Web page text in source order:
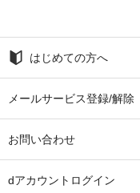
はじめての方へ
メールサービス登録/解除
お問い合わせ
dアカウントログイン